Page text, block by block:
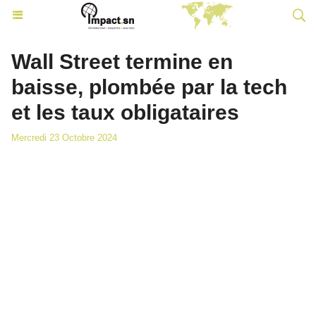
Wall Street termine en
baisse, plombée par la tech
et les taux obligataires
Mercredi 23 Octobre 2024